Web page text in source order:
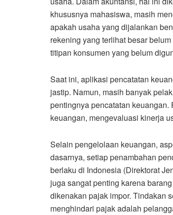
khususnya mahasiswa, masih
apakah usaha yang dijalankan
rekening yang terlihat besar
titipan konsumen yang belum
Saat ini, aplikasi pencatatan
jastip. Namun, masih banyak
pentingnya pencatatan
keuangan, mengevaluasi kinerja
Selain pengelolaan keuangan,
dasarnya, setiap penambahan
berlaku di Indonesia (Direktorat
juga sangat penting karena
dikenakan pajak impor. Tindakan
menghindari pajak adalah